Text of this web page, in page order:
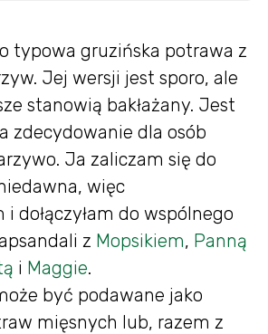
typowa gruzińska potrawa z
Jej wersji jest sporo, ale
stanowią bakłażany. Jest
zdecydowanie dla osób
Ja zaliczam się do
więc
i dołączyłam do wspólnego
z Mopsikiem, Panną
i Maggie.
być podawane jako
mięsnych lub, razem z